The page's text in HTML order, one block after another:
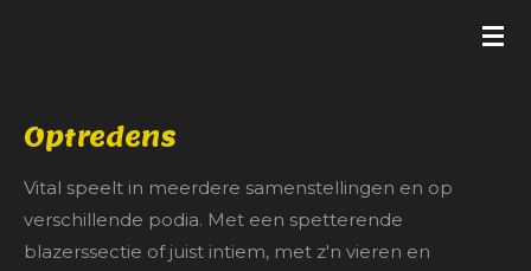
hoofdinhoud
Optredens
Vital speelt in meerdere samenstellingen en op
verschillende podia. Met een spetterende
blazerssectie of juist intiem, met z'n vieren en